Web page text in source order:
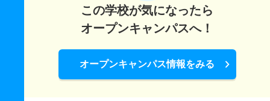
この学校が気になったら
オープンキャンパスへ！
オープンキャンパス情報をみる